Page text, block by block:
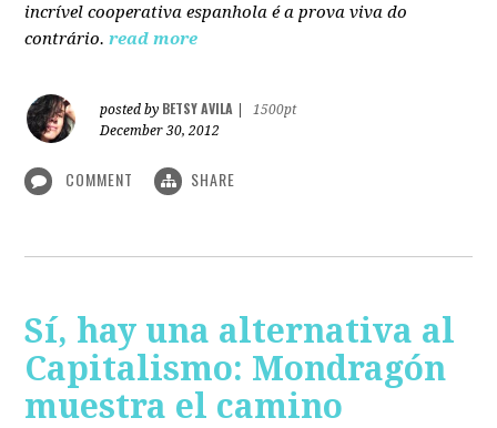
incrível cooperativa espanhola é a prova viva do
contrário. read more
posted by BETSY AVILA
1500pt
December 30, 2012
COMMENT SHARE
Sí, hay una alternativa al
Capitalismo: Mondragón
muestra el camino